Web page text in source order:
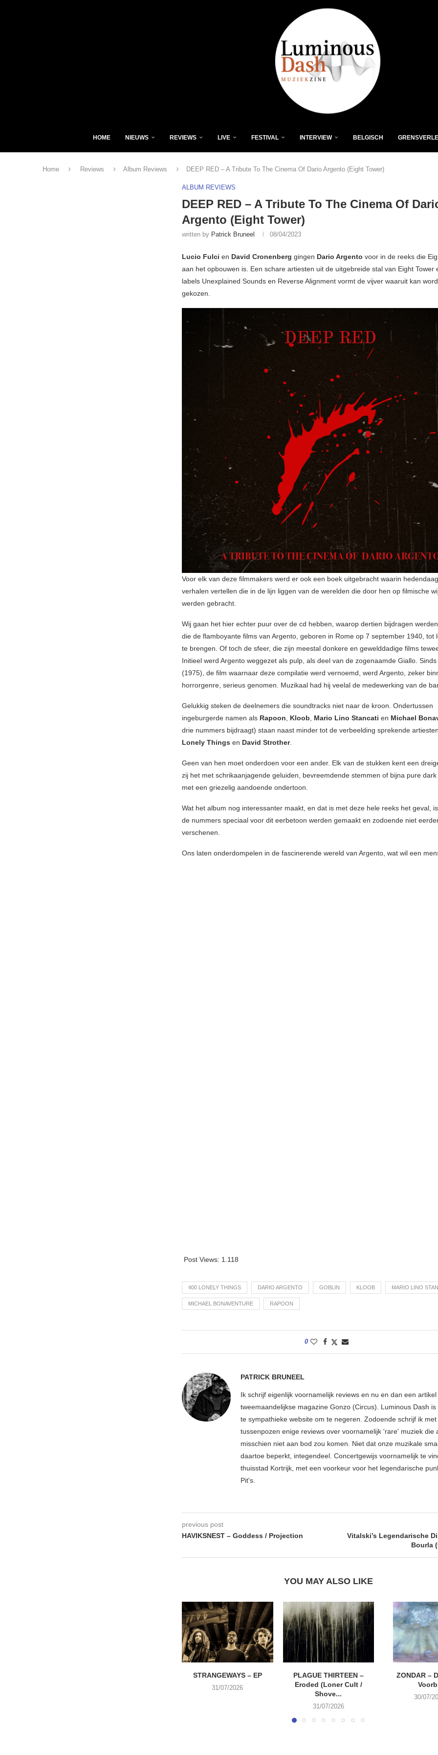
HOME NIEUWS REVIEWS LIVE FESTIVAL INTERVIEW BELGISCH
Home Reviews Album Reviews DEEP RED – A Tribute To The Cinema Of Dario Argento (Eight Tower)
ALBUM REVIEWS
DEEP RED – A Tribute To The Cinema Of
Argento (Eight Tower)
written by Patrick Bruneel 08/04/2023
Lucio Fulci en David Cronenberg gingen Dario Argento voor in de reeks die
aan het opbouwen is. Een schare artiesten uit de uitgebreide stal van Eight Tower
labels Unexplained Sounds en Reverse Alignment vormt de vijver waaruit kan
gekozen.
Voor elk van deze filmmakers werd er ook een boek uitgebracht waarin
verhalen vertellen die in de lijn liggen van de werelden die door hen op filmische
werden gebracht.
Wij gaan het hier echter puur over de cd hebben, waarop dertien bijdragen
die de flamboyante films van Argento, geboren in Rome op 7 september 1940, tot
te brengen. Of toch de sfeer, die zijn meestal donkere en gewelddadige films
Initieel werd Argento weggezet als pulp, als deel van de zogenaamde Giallo. Sinds
(1975), de film waarnaar deze compilatie werd vernoemd, werd Argento, zeker
horrorgenre, serieus genomen. Muzikaal had hij veelal de medewerking van de
Gelukkig steken de deelnemers die soundtracks niet naar de kroon. Ondertussen
ingeburgerde namen als Rapoon Kloob Mario Lino Stancati en Michael
drie nummers bijdraagt) staan naast minder tot de verbeelding sprekende
Lonely Things en David Strother.
Geen van hen moet onderdoen voor een ander. Elk van de stukken kent een
zij het met schrikaanjagende geluiden, bevreemdende stemmen of bijna pure
met een griezelig aandoende ondertoon.
Wat het album nog interessanter maakt, en dat is met deze hele reeks het geval,
de nummers speciaal voor dit eerbetoon werden gemaakt en zodoende niet
verschenen.
Ons laten onderdompelen in de fascinerende wereld van Argento, wat wil een
Post Views: 1.118
400 LONELY THINGS DARIO ARGENTO GOBLIN KLOOB MARIO LINO
MICHAEL BONAVENTURE RAPOON
0
PATRICK BRUNEEL
Ik schrijf eigenlijk voornamelijk reviews en nu en dan een
tweemaandelijkse magazine Gonzo (Circus). Luminous Dash
te sympathieke website om te negeren. Zodoende schrijf ik met
tussenpozen enige reviews over voornamelijk 'rare' muziek die
misschien niet aan bod zou komen. Niet dat onze muzikale
daartoe beperkt, integendeel. Concertgewijs voornamelijk te
thuisstad Kortrijk, met een voorkeur voor het legendarische
Pit's.
previous post
HAVIKSNEST – Goddess / Projection
Vitalski’s Legendarische
Bourla
YOU MAY ALSO LIKE
STRANGEWAYS – EP
31/07/2026
PLAGUE THIRTEEN –
Eroded (Loner Cult /
Shove...
31/07/2026
ZONDAR –
30/07/